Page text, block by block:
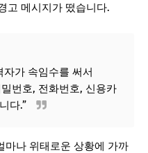
고 메시지가 떴습니다.
가 속임수를 써서
번호, 전화번호, 신용카
다.”
마나 위태로운 상황에 가까